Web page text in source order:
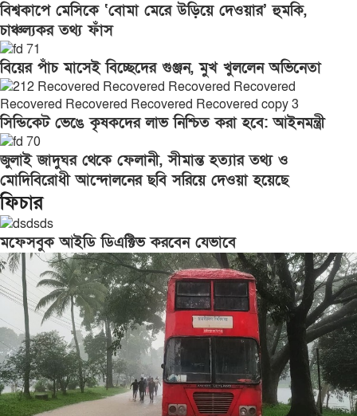
বিশ্বকাপে মেসিকে ‘বোমা মেরে উড়িয়ে দেওয়ার’ হুমকি,
চাঞ্চল্যকর তথ্য ফাঁস
বিয়ের পাঁচ মাসেই বিচ্ছেদের গুঞ্জন, মুখ খুললেন অভিনেতা
সিন্ডিকেট ভেঙে কৃষকদের লাভ নিশ্চিত করা হবে: আইনমন্ত্রী
জুলাই জাদুঘর থেকে ফেলানী, সীমান্ত হত্যার তথ্য ও
মোদিবিরোধী আন্দোলনের ছবি সরিয়ে দেওয়া হয়েছে
ফিচার
মফেসবুক আইডি ডিএক্টিভ করবেন যেভাবে